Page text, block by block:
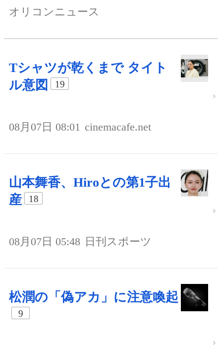
オリコンニュース
Tシャツが乾くまで タイト
ル意図
19
08月07日 08:01 cinemacafe.net
山本舞香、Hiroとの第1子出
産
18
08月07日 05:48 日刊スポーツ
松潤の「偽アカ」に注意喚起
9